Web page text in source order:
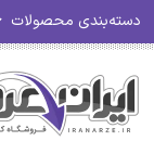
دسته‌بندی محصولات